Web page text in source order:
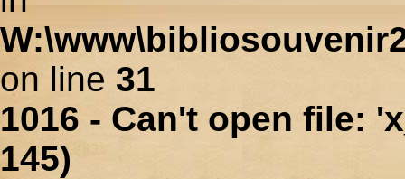
on line 31
1016 - Can't open file:
145)